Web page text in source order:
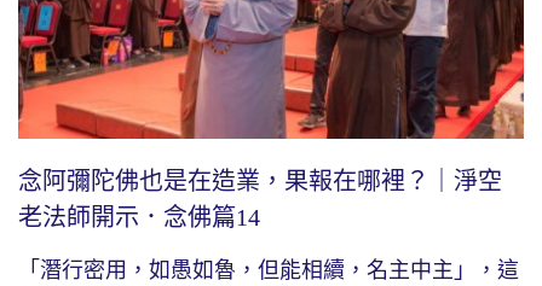
念阿彌陀佛也是在造業，果報在哪裡？｜淨空
老法師開示．念佛篇14
「潛行密用，如愚如魯，但能相續，名主中主」，這